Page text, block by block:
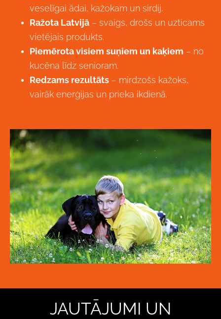
veselīgai ādai, kažokam un sirdij.
Ražota Latvijā – svaigs, drošs un uzticams
vietējais produkts.
Piemērota visiem suņiem un kaķiem – no
kucēna līdz senioram.
Redzams rezultāts – mirdzošs kažoks,
vairāk enerģijas un prieka ikdienā.
JAUTĀJUMI UN